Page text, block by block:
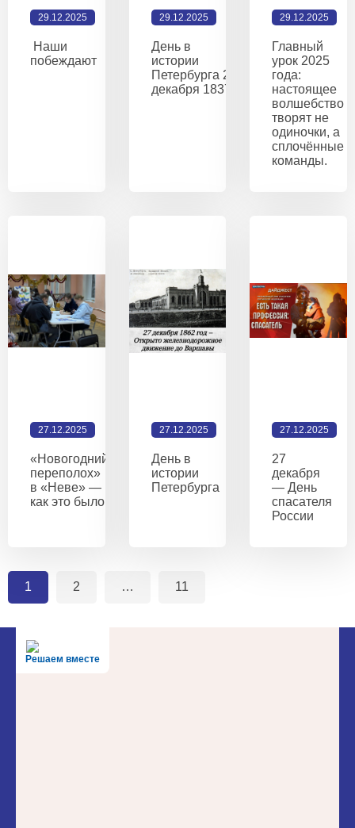
Наши
побеждают
29.12.2025
День в
истории
Петербурга 29
декабря 1837
29.12.2025
Главный
урок 2025
года:
настоящее
волшебство
творят не
одиночки, а
сплочённые
команды.
29.12.2025
«Новогодний
переполох»
в «Неве» —
как это было
27.12.2025
День в
истории
Петербурга
27.12.2025
27
декабря
— День
спасателя
России
27.12.2025
1 2 … 11
Решаем вместе